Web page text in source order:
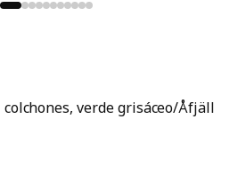
colchones, verde grisáceo/Åfjäll